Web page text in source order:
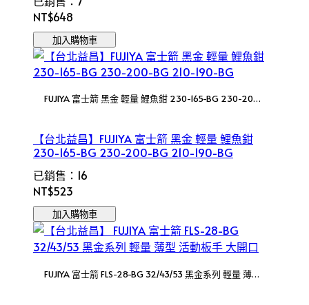
NT$648
加入購物車
FUJIYA 富士箭 黑金 輕量 鯉魚鉗 230-165-BG 230-200-
【台北益昌】FUJIYA 富士箭 黑金 輕量 鯉魚鉗
230-165-BG 230-200-BG 210-190-BG
已銷售：16
NT$523
加入購物車
FUJIYA 富士箭 FLS-28-BG 32/43/53 黑金系列 輕量 薄型